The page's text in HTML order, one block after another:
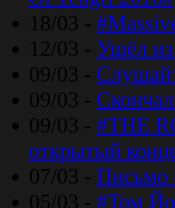
18/03 -
12/03 - Ушёл
09/03 -
09/03 -
09/03 - #THE
открытый
07/03 - Письмо
05/03 - #Том